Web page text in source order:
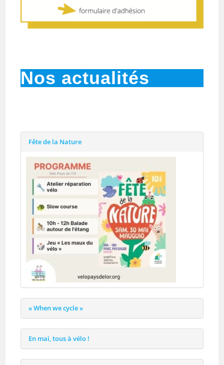
Nos actualités
Fête de la Nature
« When we cycle »
En mai, tous à vélo !